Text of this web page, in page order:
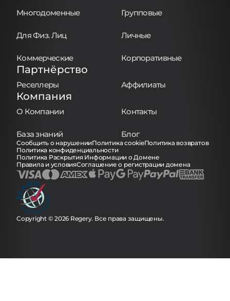
Многодоменные Групповые
Для Физ. Лиц Личные
Коммерческие Корпоративные
Партнёрство
Реселлеры Аффилиаты
Компания
О Компании Контакты
База знаний Блог
Сообщить о нарушенииПолитика cookieПолитика возвратов
Политика конфиденциальности
Политика Раскрытия Информации о Домене
Правила и условияСоглашение о регистрации домена
Copyright © 2026 Regery. Все права защищены.